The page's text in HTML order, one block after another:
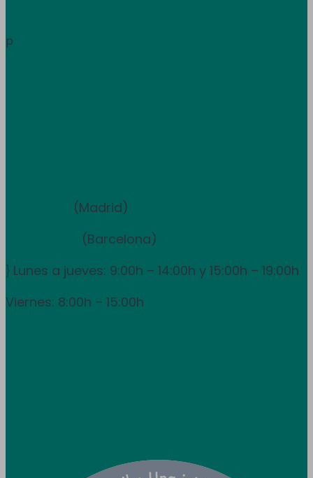
p
(Madrid)
(Barcelona)
} Lunes a jueves: 9:00h – 14:00h y 15:00h – 19:00h
Viernes: 8:00h – 15:00h